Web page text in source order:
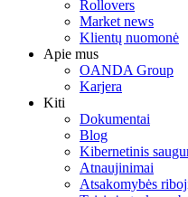
Rollovers
Market news
Klientų nuomonė
Apie mus
OANDA Group
Karjera
Kiti
Dokumentai
Blog
Kibernetinis
Atnaujinimai
Atsakomybės